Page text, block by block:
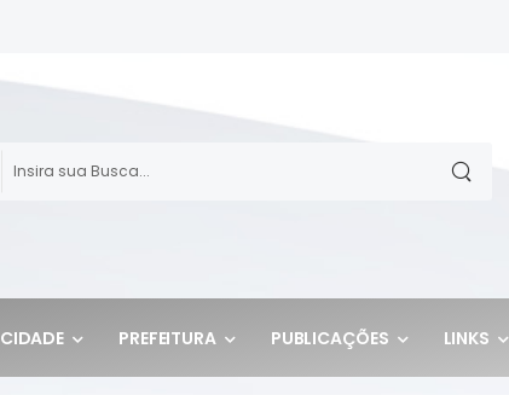
CIDADE PREFEITURA PUBLICAÇÕES LINKS